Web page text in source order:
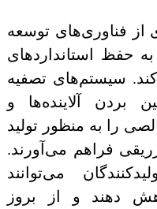
از فناوری‌های توسعه
به حفظ استانداردهای
سیستم‌های تصفیه
بردن آلاینده‌ها و
را به منظور تولید
فراهم می‌آورند.
می‌توانند
دهند و از بروز